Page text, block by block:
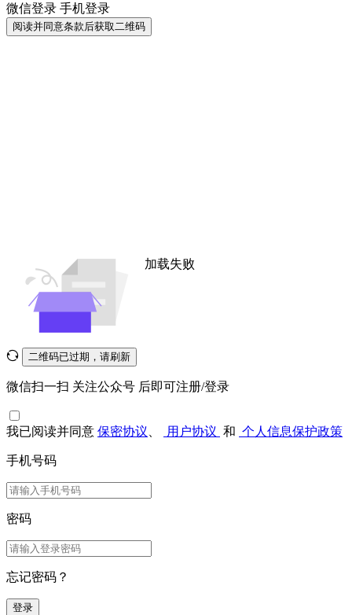
微信登录 手机登录
阅读并同意条款后获取二维码
加载失败
二维码已过期，请刷新
微信扫一扫 关注公众号 后即可注册/登录
我已阅读并同意 保密协议 用户协议 和 个人信息保护政策
手机号码
密码
忘记密码？
登录